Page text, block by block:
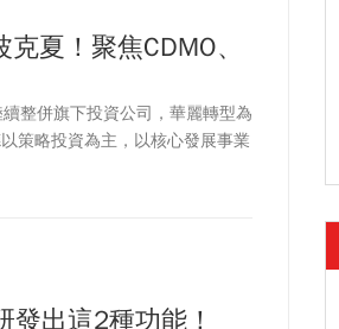
夏！聚焦CDMO、
整併旗下投資公司，華麗轉型為
策略投資為主，以核心發展事業
投資標的選擇上以高技術、高門
2025年獨角獸計畫，將核心事
出這2種功能！